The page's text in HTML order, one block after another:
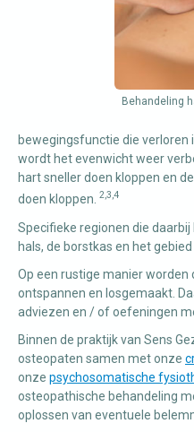
Behandeling
bewegingsfunctie die verloren
wordt het evenwicht weer
hart sneller doen kloppen en
doen kloppen. 2,3,4
Specifieke regionen die
hals, de borstkas en het
Op een rustige manier
ontspannen en losgemaakt.
adviezen en / of oefeningen
Binnen de praktijk van Sens
osteopaten samen met onze
onze psychosomatische
osteopathische behandeling
oplossen van eventuele